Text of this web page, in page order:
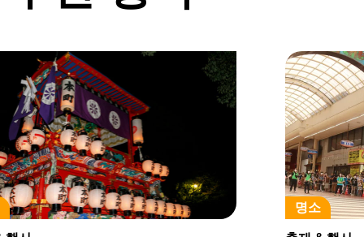
명소